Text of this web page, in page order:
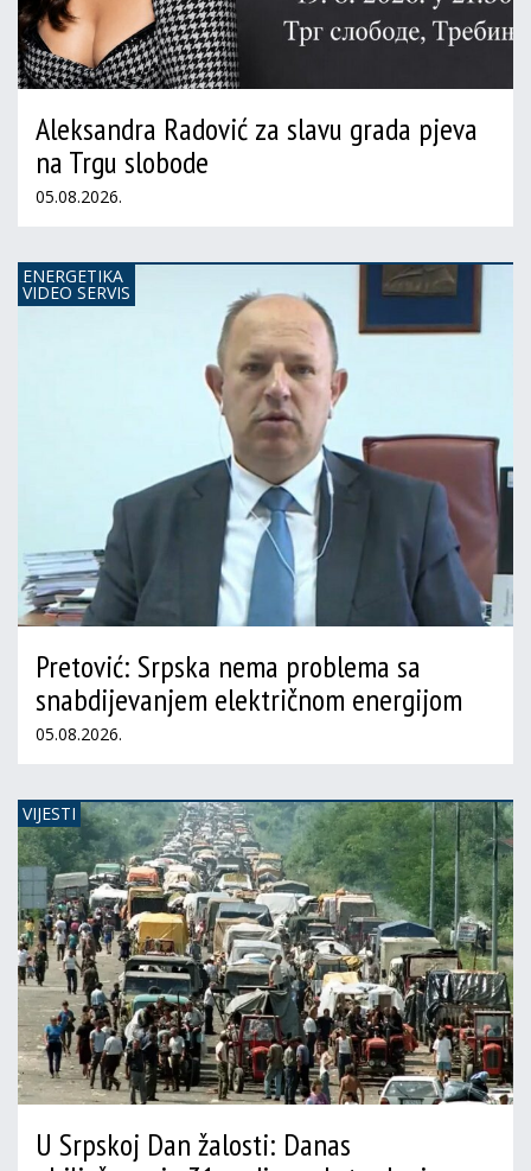
Aleksandra Radović za slavu grada pjeva
na Trgu slobode
05.08.2026.
ENERGETIKA
VIDEO SERVIS
Pretović: Srpska nema problema sa
snabdijevanjem električnom energijom
05.08.2026.
VIJESTI
U Srpskoj Dan žalosti: Danas